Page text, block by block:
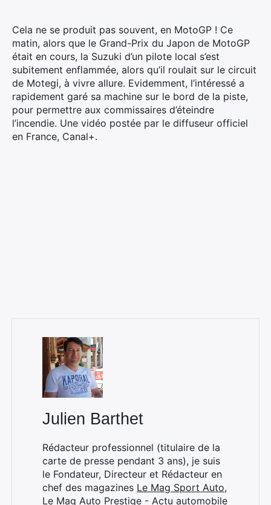
Cela ne se produit pas souvent, en MotoGP ! Ce
matin, alors que le Grand-Prix du Japon de MotoGP
était en cours, la Suzuki d’un pilote local s’est
subitement enflammée, alors qu’il roulait sur le circuit
de Motegi, à vivre allure. Evidemment, l’intéressé a
rapidement garé sa machine sur le bord de la piste,
pour permettre aux commissaires d’éteindre
l’incendie. Une vidéo postée par le diffuseur officiel
en France, Canal+.
Julien Barthet
Rédacteur professionnel (titulaire de la
carte de presse pendant 3 ans), je suis
le Fondateur, Directeur et Rédacteur en
chef des magazines Le Mag Sport Auto,
Le Mag Auto Prestige - Actu automobile